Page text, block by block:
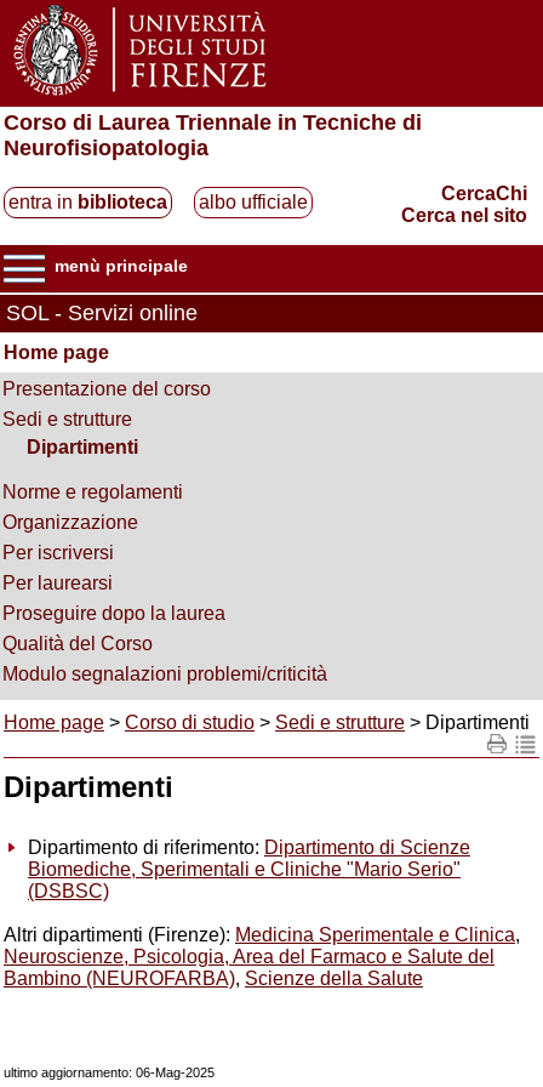
Corso di Laurea Triennale in Tecniche di
Neurofisiopatologia
entra in biblioteca albo ufficiale
CercaChi
Cerca nel sito
menù principale
SOL - Servizi online
Home page
Presentazione del corso
Sedi e strutture
Dipartimenti
Norme e regolamenti
Organizzazione
Per iscriversi
Per laurearsi
Proseguire dopo la laurea
Qualità del Corso
Modulo segnalazioni problemi/criticità
Home page > Corso di studio > Sedi e strutture > Dipartimenti
Dipartimenti
Dipartimento di riferimento: Dipartimento di Scienze
Biomediche, Sperimentali e Cliniche "Mario Serio"
(DSBSC)
Altri dipartimenti (Firenze): Medicina Sperimentale e Clinica,
Neuroscienze, Psicologia, Area del Farmaco e Salute del
Bambino (NEUROFARBA), Scienze della Salute
ultimo aggiornamento: 06-Mag-2025